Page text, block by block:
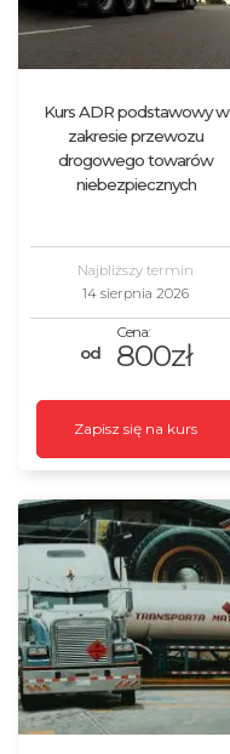
Kurs ADR podstawowy w
zakresie przewozu
drogowego towarów
niebezpiecznych
Najbliższy termin
14 sierpnia 2026
800zł
Zapisz się na kurs